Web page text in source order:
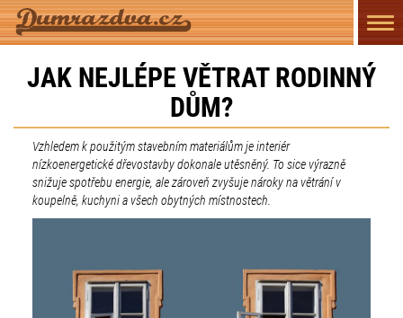
JAK NEJLÉPE VĚTRAT RODINNÝ
DŮM?
Vzhledem k použitým stavebním materiálům je interiér
nízkoenergetické dřevostavby dokonale utěsněný. To sice výrazně
snižuje spotřebu energie, ale zároveň zvyšuje nároky na větrání v
koupelně, kuchyni a všech obytných místnostech.